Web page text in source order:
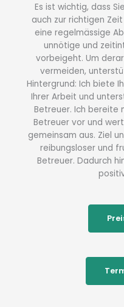
Es ist wichtig, dass
auch zur richtigen
eine regelmässige
unnötige und
vorbeigeht. Um
vermeiden,
Hintergrund: Ich biete
Ihrer Arbeit und
Betreuer. Ich bereite
Betreuer vor und
gemeinsam aus. Ziel
reibungsloser und
Betreuer. Dadurch